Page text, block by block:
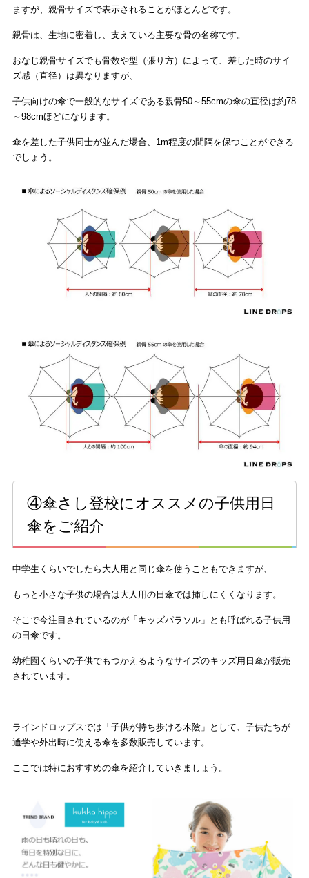
ますが、親骨サイズで表示されることがほとんどです。
親骨は、生地に密着し、支えている主要な骨の名称です。
おなじ親骨サイズでも骨数や型（張り方）によって、差した時のサイ
ズ感（直径）は異なりますが、
子供向けの傘で一般的なサイズである親骨50～55cmの傘の直径は約78
～98cmほどになります。
傘を差した子供同士が並んだ場合、1m程度の間隔を保つことができる
でしょう。
④傘さし登校にオススメの子供用日
傘をご紹介
中学生くらいでしたら大人用と同じ傘を使うこともできますが、
もっと小さな子供の場合は大人用の日傘では挿しにくくなります。
そこで今注目されているのが「キッズパラソル」とも呼ばれる子供用
の日傘です。
幼稚園くらいの子供でもつかえるようなサイズのキッズ用日傘が販売
されています。
ラインドロップスでは「子供が持ち歩ける木陰」として、子供たちが
通学や外出時に使える傘を多数販売しています。
ここでは特におすすめの傘を紹介していきましょう。